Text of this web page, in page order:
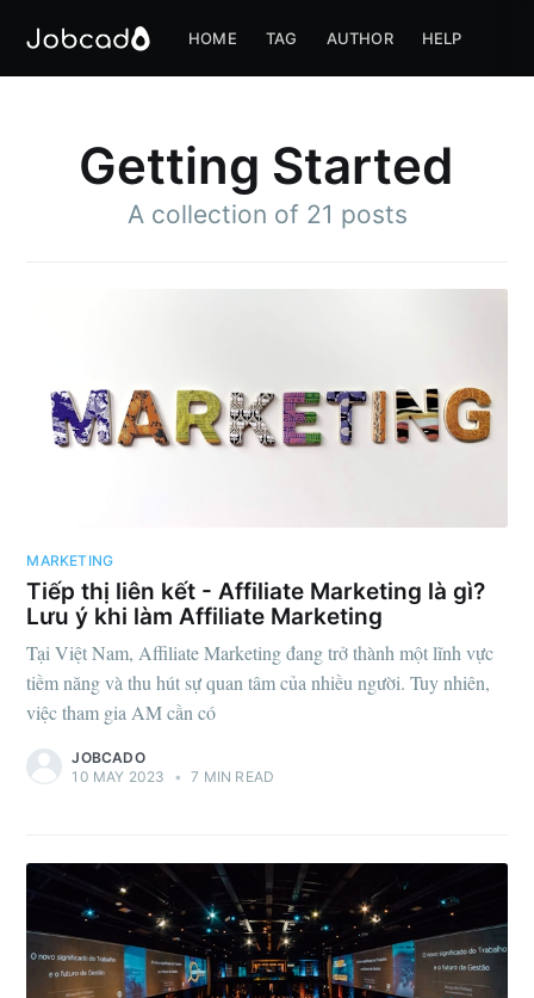
HOME TAG AUTHOR HELP
Getting Started
A collection of 21 posts
MARKETING
Tiếp thị liên kết - Affiliate Marketing là gì?
Lưu ý khi làm Affiliate Marketing
Tại Việt Nam, Affiliate Marketing đang trở thành một lĩnh vực
tiềm năng và thu hút sự quan tâm của nhiều người. Tuy nhiên,
việc tham gia AM cần có
JOBCADO
10 MAY 2023
• 7 MIN READ